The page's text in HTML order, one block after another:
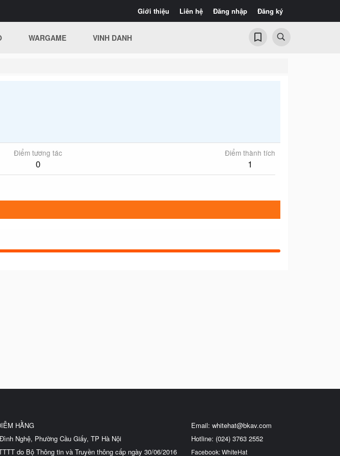
Giới thiệu Liên hệ Đăng nhập Đăng ký
WARGAME VINH DANH
Điểm tương tác
0
Điểm thành tích
1
HẰNG
Nghệ, Phường Cầu Giấy, TP Hà Nội
do Bộ Thông tin và Truyền thông cấp ngày 30/06/2016
Email: whitehat@bkav.com
Hotline: (024) 3763 2552
Facebook: WhiteHat